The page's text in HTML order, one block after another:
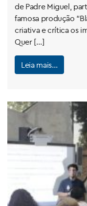
de Padre Miguel,
famosa produção
criativa e crítica os
Quer […]
Leia mais…